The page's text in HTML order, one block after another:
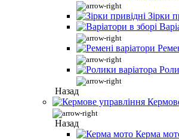
Зірки
Назад
Назад
Керма